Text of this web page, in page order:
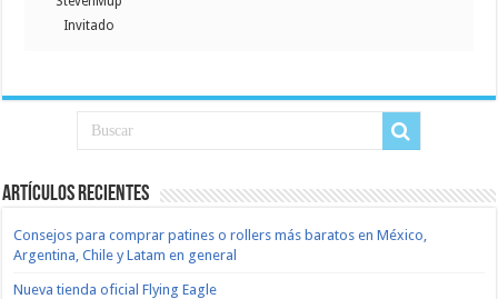
Invitado
Artículos recientes
Consejos para comprar patines o rollers más baratos en México,
Argentina, Chile y Latam en general
Nueva tienda oficial Flying Eagle